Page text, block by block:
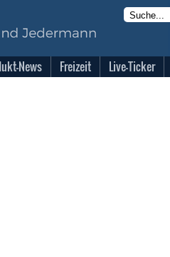
News Freizeit Live-Ticker